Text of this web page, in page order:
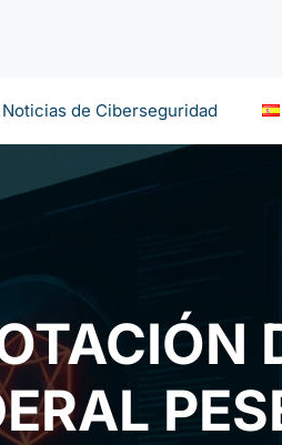
Noticias de Ciberseguridad